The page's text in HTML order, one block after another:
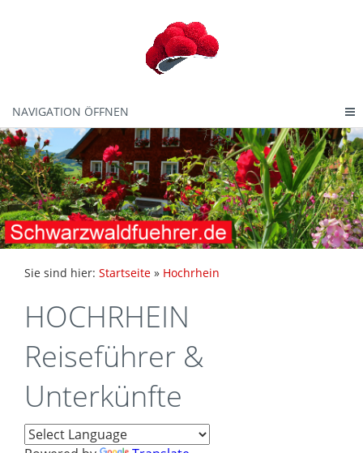
NAVIGATION ÖFFNEN
Sie sind hier: Startseite » Hochrhein
HOCHRHEIN
Reiseführer &
Unterkünfte